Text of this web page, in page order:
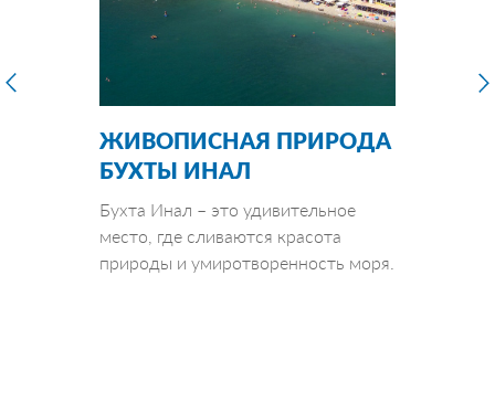
ЖИВОПИСНАЯ ПРИРОДА
БУХТЫ ИНАЛ
Бухта Инал – это удивительное
место, где сливаются красота
природы и умиротворенность моря.